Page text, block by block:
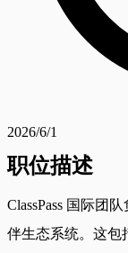
2026/6/1
职位描述
ClassPass 国际团
伴生态系统。这包